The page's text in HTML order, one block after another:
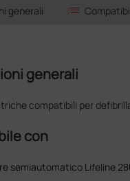
generali list
generali
compatibili per
con
semiautomatico Lifeline